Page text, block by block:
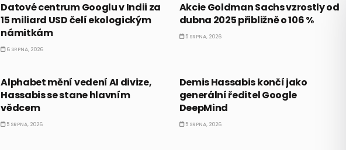
Datové centrum Googlu v Indii za
15 miliard USD čelí ekologickým
námitkám
6 SRPNA, 2026
Akcie Goldman Sachs vzrostly od
dubna 2025 přibližně o 106 %
5 SRPNA, 2026
Alphabet mění vedení AI divize,
Hassabis se stane hlavním
vědcem
5 SRPNA, 2026
Demis Hassabis končí jako
generální ředitel Google
DeepMind
5 SRPNA, 2026